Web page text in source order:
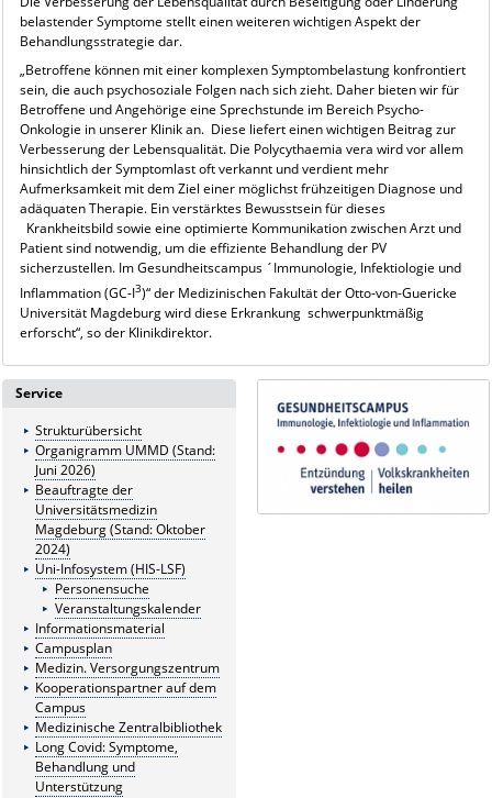
belastender Symptome stellt einen weiteren wichtigen Aspekt der
Behandlungsstrategie dar.
„Betroffene können mit einer komplexen Symptombelastung konfrontiert
sein, die auch psychosoziale Folgen nach sich zieht. Daher bieten wir für
Betroffene und Angehörige eine Sprechstunde im Bereich Psycho-
Onkologie in unserer Klinik an. Diese liefert einen wichtigen Beitrag zur
Verbesserung der Lebensqualität. Die Polycythaemia vera wird vor allem
hinsichtlich der Symptomlast oft verkannt und verdient mehr
Aufmerksamkeit mit dem Ziel einer möglichst frühzeitigen Diagnose und
adäquaten Therapie. Ein verstärktes Bewusstsein für dieses
Krankheitsbild sowie eine optimierte Kommunikation zwischen Arzt und
Patient sind notwendig, um die effiziente Behandlung der PV
sicherzustellen. Im Gesundheitscampus ´Immunologie, Infektiologie und
Inflammation (GC-I3)“ der Medizinischen Fakultät der Otto-von-Guericke
Universität Magdeburg wird diese Erkrankung schwerpunktmäßig
erforscht“, so der Klinikdirektor.
Service
Strukturübersicht
Organigramm UMMD (Stand:
Juni 2026)
Beauftragte der
Universitätsmedizin
Magdeburg (Stand: Oktober
2024)
Uni-Infosystem (HIS-LSF)
Personensuche
Veranstaltungskalender
Informationsmaterial
Campusplan
Medizin. Versorgungszentrum
Kooperationspartner auf dem
Campus
Medizinische Zentralbibliothek
Long Covid: Symptome,
Behandlung und
Unterstützung